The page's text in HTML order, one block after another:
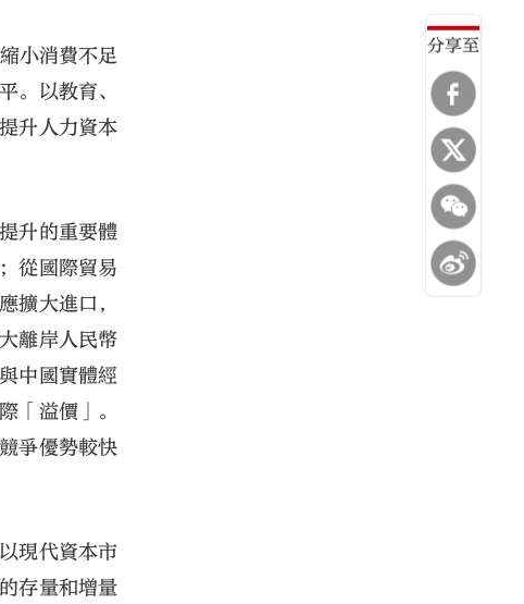
分享至
小消費不足
。以教育、
升人力資本
升的重要體
從國際貿易
擴大進口，
離岸人民幣
中國實體經
「溢價」。
爭優勢較快
現代資本市
存量和增量